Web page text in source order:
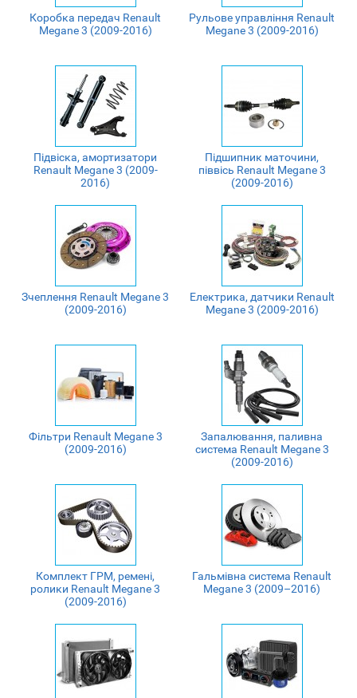
Коробка передач Renault
Megane 3 (2009-2016)
Рульове управління Renault
Megane 3 (2009-2016)
Підвіска, амортизатори
Renault Megane 3 (2009-
2016)
Підшипник маточини,
піввісь Renault Megane 3
(2009-2016)
Зчеплення Renault Megane 3
(2009-2016)
Електрика, датчики Renault
Megane 3 (2009-2016)
Фільтри Renault Megane 3
(2009-2016)
Запалювання, паливна
система Renault Megane 3
(2009-2016)
Комплект ГРМ, ремені,
ролики Renault Megane 3
(2009-2016)
Гальмівна система Renault
Megane 3 (2009–2016)